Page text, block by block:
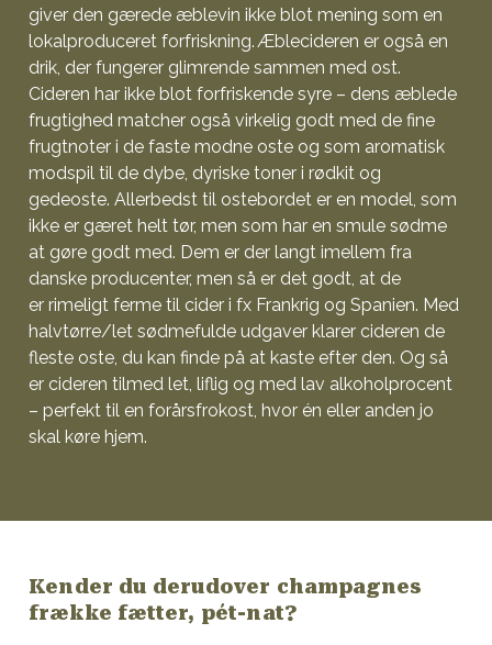
giver den gærede æblevin ikke blot mening som en
lokalproduceret forfriskning. Æblecideren er også en
drik, der fungerer glimrende sammen med ost.
Cideren har ikke blot forfriskende syre – dens æblede
frugtighed matcher også virkelig godt med de fine
frugtnoter i de faste modne oste og som aromatisk
modspil til de dybe, dyriske toner i rødkit og
gedeoste. Allerbedst til ostebordet er en model, som
ikke er gæret helt tør, men som har en smule sødme
at gøre godt med. Dem er der langt imellem fra
danske producenter, men så er det godt, at de
er rimeligt ferme til cider i fx Frankrig og Spanien. Med
halvtørre/let sødmefulde udgaver klarer cideren de
fleste oste, du kan finde på at kaste efter den. Og så
er cideren tilmed let, liflig og med lav alkoholprocent
– perfekt til en forårsfrokost, hvor én eller anden jo
skal køre hjem.
Kender du derudover champagnes
frække fætter, pét-nat?